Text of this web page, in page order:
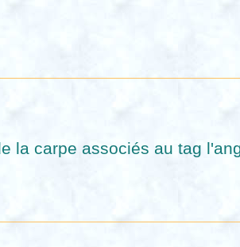
la carpe associés au tag